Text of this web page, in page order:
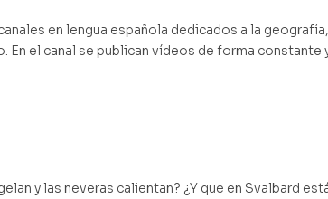
en lengua española dedicados a la
el canal se publican vídeos de forma constante
y las neveras calientan? ¿Y que en Svalbard